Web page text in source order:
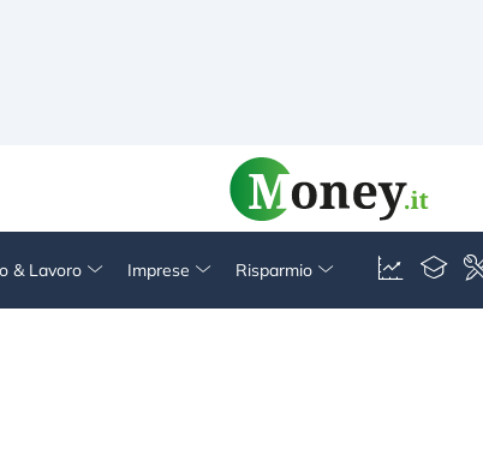
& Lavoro Imprese Risparmio